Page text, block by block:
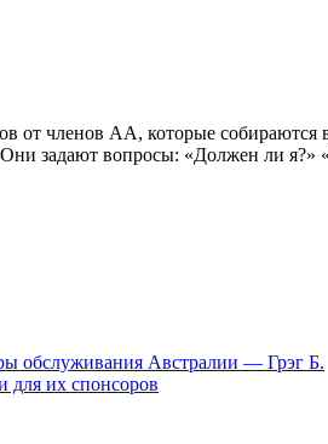
членов АА, которые собираются
задают вопросы: «Должен ли я?»
обслуживания Австралии — Грэг Б.
для их спонсоров